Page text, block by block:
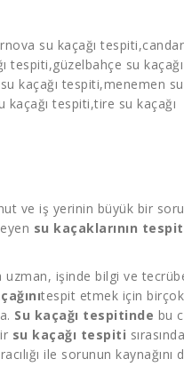
su kaçağı tespiti
tespiti,güzelbahçe su kaçağı
su kaçağı tespiti,menemen
kaçağı tespiti,tire su kaçağı
ve iş yerinin büyük bir
su kaçaklarının
uzman, işinde bilgi ve
tespit etmek için
Su kaçağı tespitinde bu
su kaçağı tespiti
ile sorunun kaynağını